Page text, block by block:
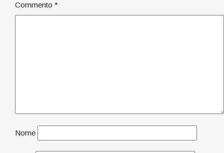
Commento *
Nome